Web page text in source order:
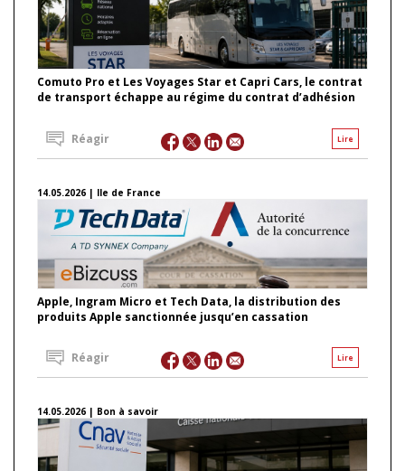
Comuto Pro et Les Voyages Star et Capri Cars, le contrat
de transport échappe au régime du contrat d’adhésion
Lire
Réagir
14.05.2026 | Ile de France
Apple, Ingram Micro et Tech Data, la distribution des
produits Apple sanctionnée jusqu’en cassation
Lire
Réagir
14.05.2026 | Bon à savoir